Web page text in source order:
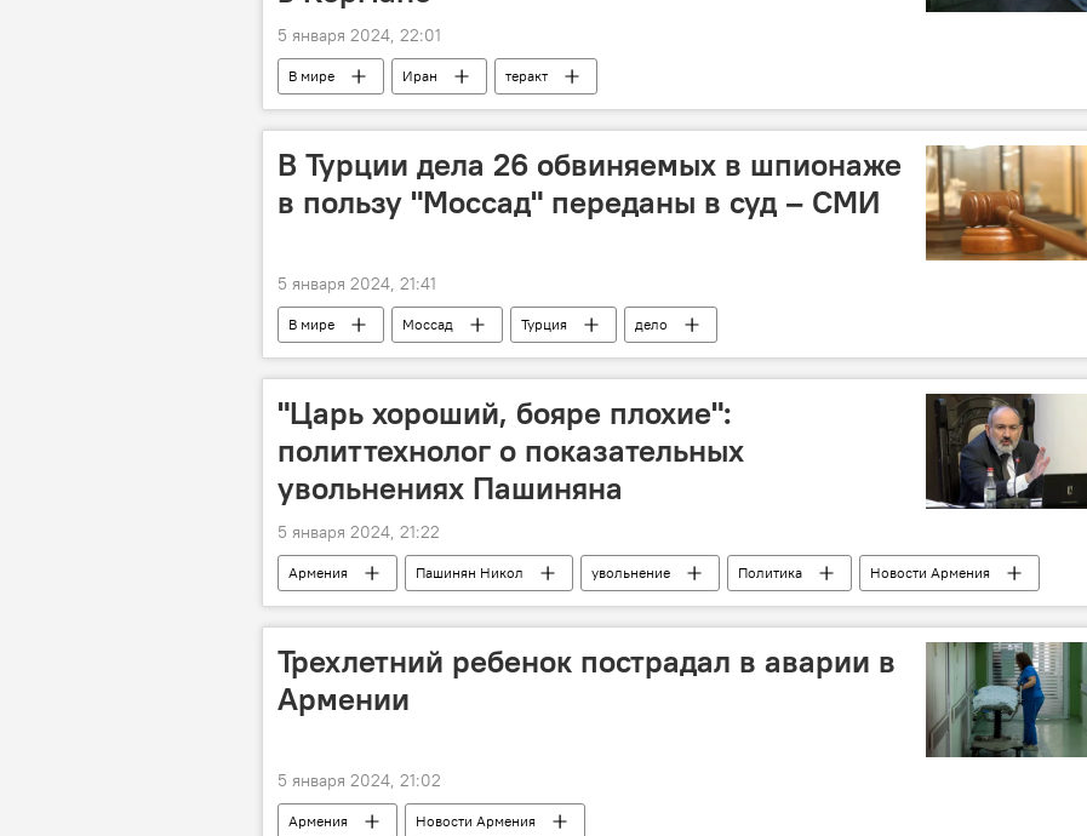
5 января 2024, 22:01
В мире Иран теракт
В Турции дела 26 обвиняемых в шпионаже
в пользу "Моссад" переданы в суд – СМИ
5 января 2024, 21:41
В мире Моссад Турция дело
"Царь хороший, бояре плохие":
политтехнолог о показательных
увольнениях Пашиняна
5 января 2024, 21:22
Армения Пашинян Никол увольнение Политика Новости Армения
Трехлетний ребенок пострадал в аварии в
Армении
5 января 2024, 21:02
Армения Новости Армения